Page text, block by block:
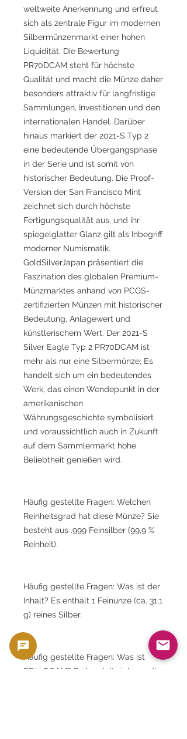
weltweite Anerkennung und erfreut
sich als zentrale Figur im modernen
Silbermünzenmarkt einer hohen
Liquidität. Die Bewertung
PR70DCAM steht für höchste
Qualität und macht die Münze daher
besonders attraktiv für langfristige
Sammlungen, Investitionen und den
internationalen Handel. Darüber
hinaus markiert der 2021-S Typ 2
eine bedeutende Übergangsphase
in der Serie und ist somit von
historischer Bedeutung. Die Proof-
Version der San Francisco Mint
zeichnet sich durch höchste
Fertigungsqualität aus, und ihr
spiegelglatter Glanz gilt als Inbegriff
moderner Numismatik.
GoldSilverJapan präsentiert die
Faszination des globalen Premium-
Münzmarktes anhand von PCGS-
zertifizierten Münzen mit historischer
Bedeutung, Anlagewert und
künstlerischem Wert. Der 2021-S
Silver Eagle Typ 2 PR70DCAM ist
mehr als nur eine Silbermünze; Es
handelt sich um ein bedeutendes
Werk, das einen Wendepunkt in der
amerikanischen
Währungsgeschichte symbolisiert
und voraussichtlich auch in Zukunft
auf dem Sammlermarkt hohe
Beliebtheit genießen wird.
Häufig gestellte Fragen: Welchen
Reinheitsgrad hat diese Münze? Sie
besteht aus .999 Feinsilber (99,9 %
Reinheit).
Häufig gestellte Fragen: Was ist der
Inhalt? Es enthält 1 Feinunze (ca. 31,1
g) reines Silber.
Häufig gestellte Fragen: Was ist
PR70DCAM? Es handelt sich um die